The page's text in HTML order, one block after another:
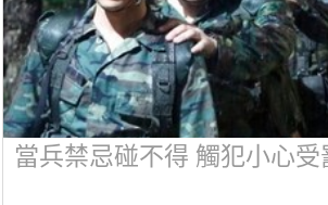
當兵禁忌碰不得 觸犯小心受